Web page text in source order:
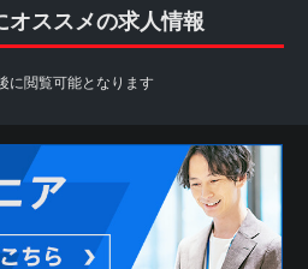
オススメの求人情報
に閲覧可能となります